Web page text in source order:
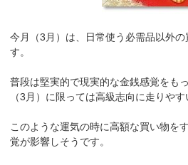
今月（3月）は、日常使う必需品以外
す。
普段は堅実的で現実的な金銭感覚をも
（3月）に限っては高級志向に走りやす
このような運気の時に高額な買い物を
覚が影響しそうです。